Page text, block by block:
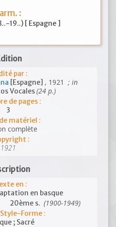
:
19..) [ Espagne ]
par :
[Espagne] , 1921 ; in
Vocales(24 p.)
de pages :
3
matériel :
complète
:
1921
en :
en basque
20ème s. (1900-1949)
Forme :
; Sacré